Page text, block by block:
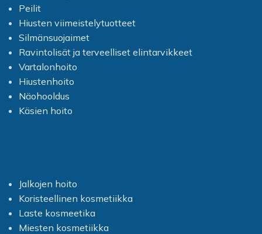
Peilit
Hiusten viimeistelytuotteet
Silmänsuojaimet
Ravintolisät ja terveelliset elintarvikkeet
Vartalonhoito
Hiustenhoito
Näohooldus
Käsien hoito
Jalkojen hoito
Koristeellinen kosmetiikka
Laste kosmeetika
Miesten kosmetiikka